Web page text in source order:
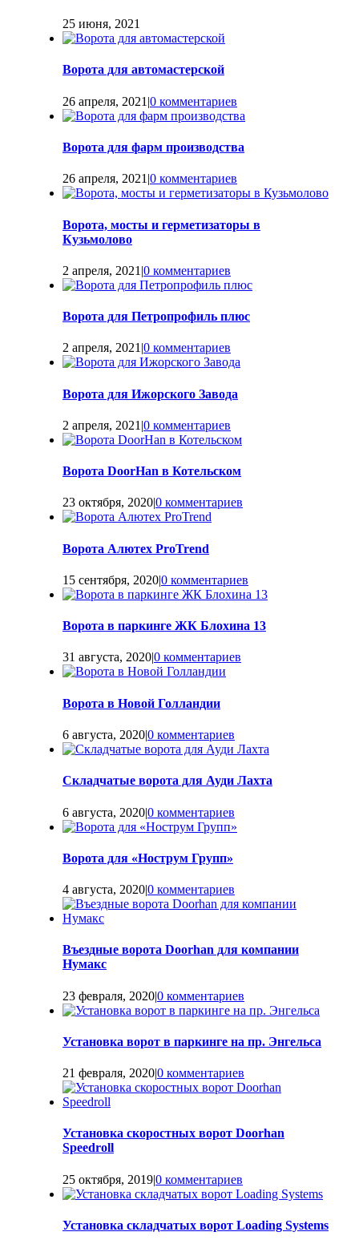
25 июня, 2021
Ворота для автомастерской
26 апреля, 2021 |0 комментариев
Ворота для фарм производства
26 апреля, 2021 |0 комментариев
Ворота, мосты и герметизаторы в
Кузьмолово
2 апреля, 2021 |0 комментариев
Ворота для Петропрофиль плюс
2 апреля, 2021 |0 комментариев
Ворота для Ижорского Завода
2 апреля, 2021 |0 комментариев
Ворота DoorHan в Котельском
23 октября, 2020|0 комментариев
Ворота Алютех ProTrend
15 сентября, 2020|0 комментариев
Ворота в паркинге ЖК Блохина 13
31 августа, 2020|0 комментариев
Ворота в Новой Голландии
6 августа, 2020|0 комментариев
Складчатые ворота для Ауди Лахта
6 августа, 2020|0 комментариев
Ворота для «Нострум Групп»
4 августа, 2020|0 комментариев
Въездные ворота Doorhan для компании
Нумакс
23 февраля, 2020|0 комментариев
Установка ворот в паркинге на пр. Энгельса
21 февраля, 2020|0 комментариев
Установка скоростных ворот Doorhan
Speedroll
25 октября, 2019|0 комментариев
Установка складчатых ворот Loading Systems